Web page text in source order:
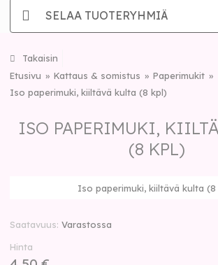
SELAA TUOTERYHMIÄ
Takaisin
Etusivu
Kattaus & somistus
Paperimukit
Iso paperimuki, kiiltävä kulta (8 kpl)
ISO PAPERIMUKI,
(8 KPL)
Iso paperimuki, kiiltävä kulta (8
Saatavuus Varastossa
Hinta